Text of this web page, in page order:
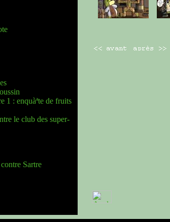
1 : enquàªte de fruits
le club des super-
Sartre